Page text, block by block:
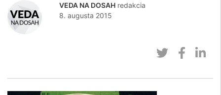
VEDA NA DOSAH redakcia
8. augusta 2015